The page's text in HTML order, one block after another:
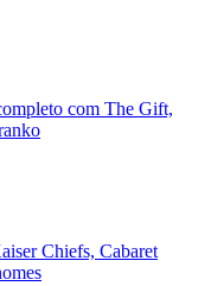
com The Gift,
Chiefs, Cabaret